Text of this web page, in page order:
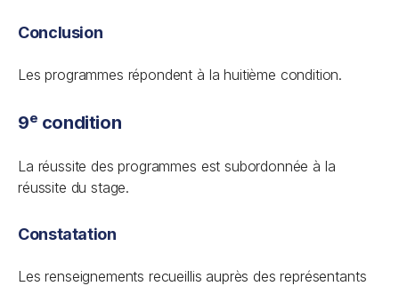
Conclusion
Les programmes répondent à la huitième condition.
9e condition
La réussite des programmes est subordonnée à la
réussite du stage.
Constatation
Les renseignements recueillis auprès des représentants